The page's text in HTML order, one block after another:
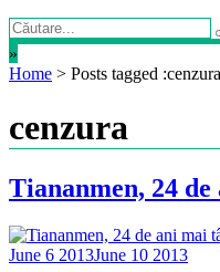
»
Home > Posts tagged
cenzura
Tiananmen, 24
June 6 2013June 10 2013